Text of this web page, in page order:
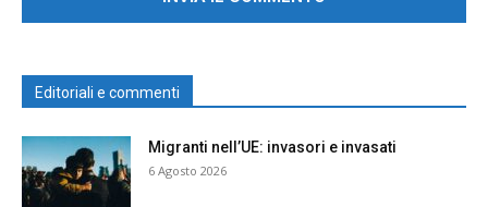
Editoriali e commenti
Migranti nell’UE: invasori e invasati
6 Agosto 2026